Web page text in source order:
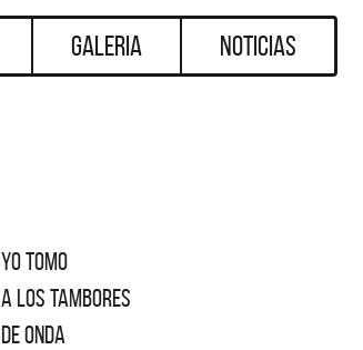
Galeria Noticias
YO TOMO
A LOS TAMBORES
DE ONDA
DESTACADOS